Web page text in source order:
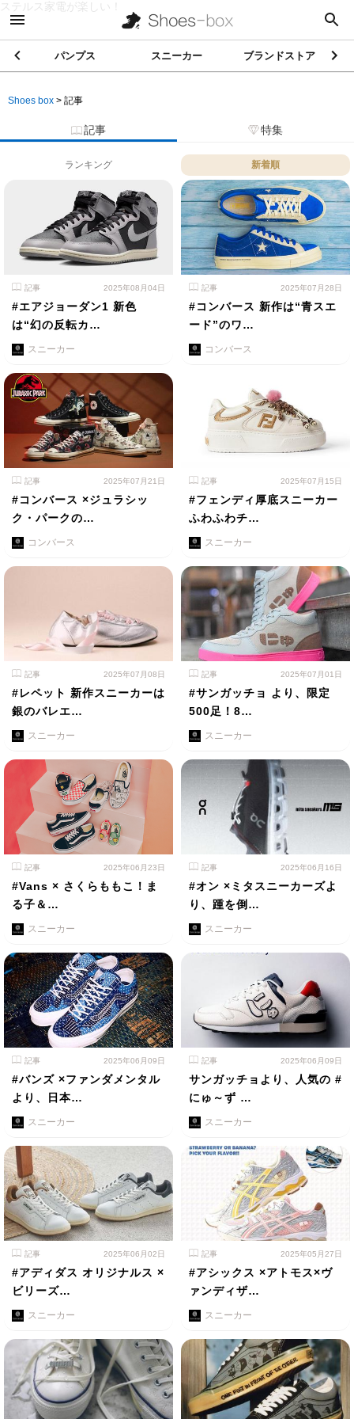
ステルス家電が楽しい！
パンプス スニーカー ブランドストア
Shoes box > 記事
記事 特集
ランキング 新着順
記事 2025年08月04日
#エアジョーダン1 新色
は“幻の反転カ…
スニーカー
記事 2025年07月28日
#コンバース 新作は“青スエ
ード”のワ…
コンバース
記事 2025年07月21日
#コンバース ×ジュラシッ
ク・パークの…
コンバース
記事 2025年07月15日
#フェンディ厚底スニーカー
ふわふわチ…
スニーカー
記事 2025年07月08日
#レペット 新作スニーカーは
銀のバレエ…
スニーカー
記事 2025年07月01日
#サンガッチョ より、限定
500足！8…
スニーカー
記事 2025年06月23日
#Vans × さくらももこ！ま
る子＆…
スニーカー
記事 2025年06月16日
#オン ×ミタスニーカーズよ
り、踵を倒…
スニーカー
記事 2025年06月09日
#バンズ ×ファンダメンタル
より、日本…
スニーカー
記事 2025年06月09日
サンガッチョより、人気の #
にゅ～ず …
スニーカー
記事 2025年06月02日
#アディダス オリジナルス ×
ビリーズ…
スニーカー
記事 2025年05月27日
#アシックス ×アトモス×ヴ
ァンディザ…
スニーカー